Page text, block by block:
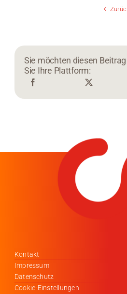
Sie möchten diesen
Sie Ihre Plattform:
Kontakt
Impressum
Datenschutz
Cookie-Einstellungen